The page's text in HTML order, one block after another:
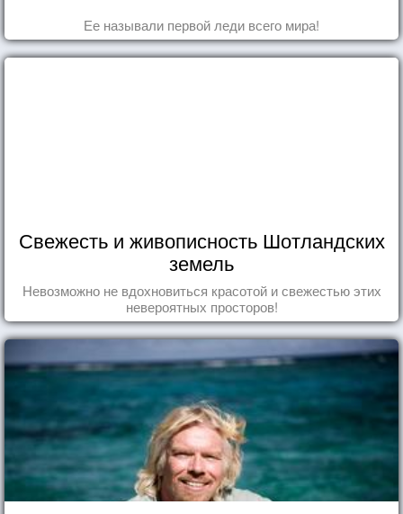
Ее называли первой леди всего мира!
Свежесть и живописность Шотландских
земель
Невозможно не вдохновиться красотой и свежестью этих
невероятных просторов!